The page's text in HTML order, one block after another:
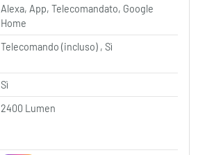
Alexa, App, Telecomandato, Google
Home
Telecomando (incluso) , Sì
Sì
2400 Lumen